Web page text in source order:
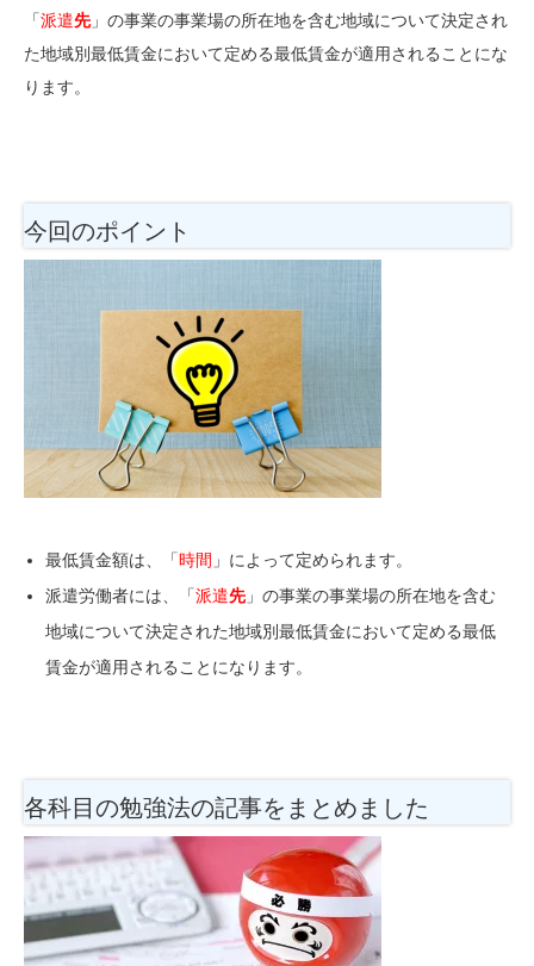
「派遣先」 の事業の事業場の所在地を含む地域について決定され
た地域別最低賃金において定める最低賃金が適用されることにな
ります。
今回のポイント
最低賃金額は、「時間 」によって定められます。
派遣労働者には、
「派遣先」の事業の事業場の所在地を含む
地域について決定された地域別最低賃金において定める最低
賃金が適用されることになります。
各科目の勉強法の記事をまとめました